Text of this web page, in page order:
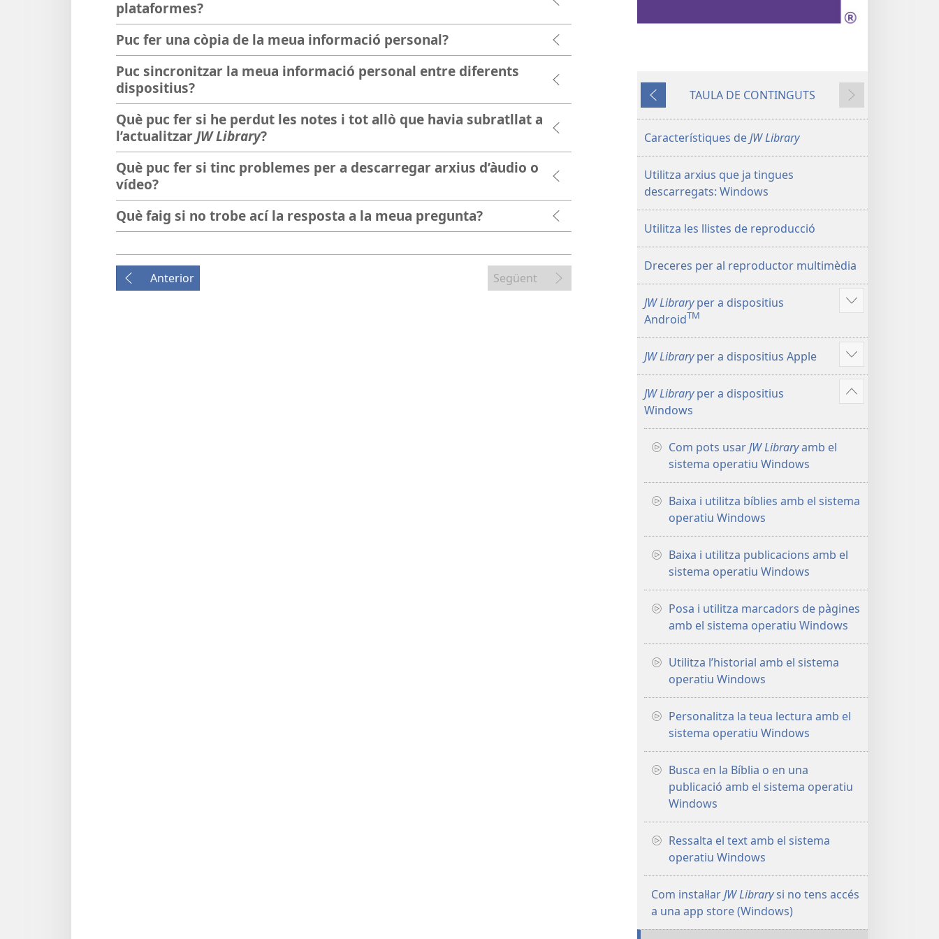
plataformes?
Puc fer una còpia de la meua informació personal?
Puc sincronitzar la meua informació personal entre diferents
dispositius?
Què puc fer si he perdut les notes i tot allò que havia subratllat a
l’actualitzarJW Library?
Què puc fer si tinc problemes per a descarregar arxius d’àudio o
vídeo?
Què faig si no trobe ací la resposta a la meua pregunta?
Anterior Següent
Anterior
TAULA DE CONTINGUTS
Següent
Característiques deJW Library
Utilitza arxius que ja tingues
descarregats: Windows
Utilitza les llistes de reproducció
Dreceres per al reproductor multimèdia
JW Libraryper a dispositius
AndroidTM
Vore'n
JW Libraryper a dispositius Apple
Vore'n
més
JW Libraryper a dispositius
Windows
Vore'n
Com pots usarJW Libraryamb el
sistema operatiu Windows
Baixa i utilitza bíblies amb el sistema
operatiu Windows
Baixa i utilitza publicacions amb el
sistema operatiu Windows
Posa i utilitza marcadors de pàgines
amb el sistema operatiu Windows
Utilitza l’historial amb el sistema
operatiu Windows
Personalitza la teua lectura amb el
sistema operatiu Windows
Busca en la Bíblia o en una
publicació amb el sistema operatiu
Windows
Ressalta el text amb el sistema
operatiu Windows
Com instal·larJW Librarysi no tens accés
a una app store (Windows)